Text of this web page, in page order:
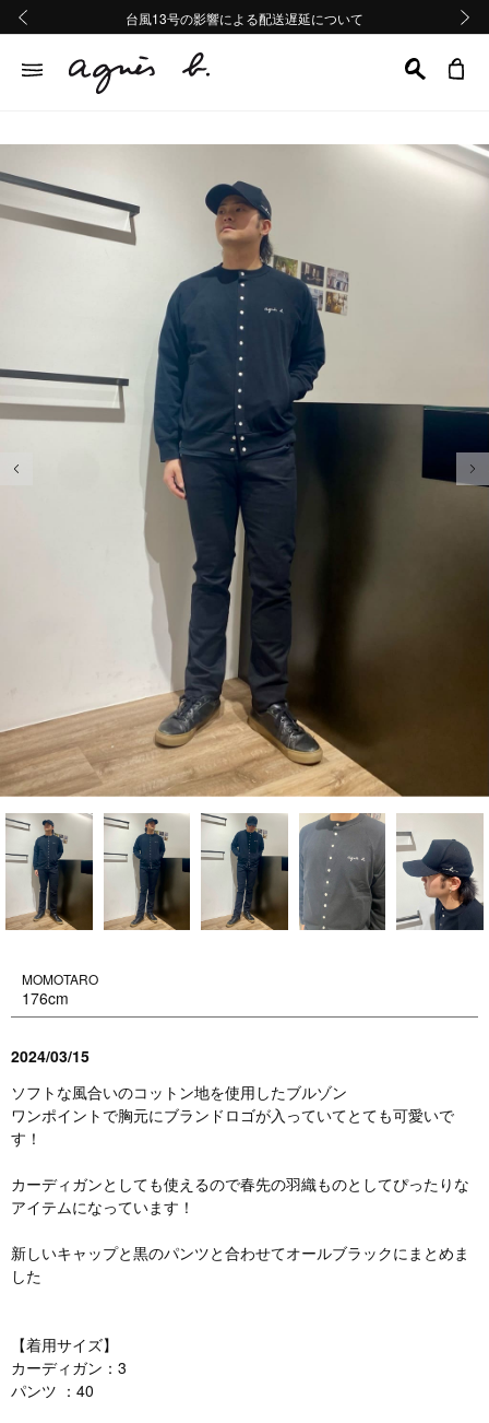
熊本地域地震の影響による配送遅延について
Summer Sale 2buy10%OFF!!
台風13号の影響による配送遅延について
熊本地域地震の影響による配送遅延について
Summer Sale 2buy10%OFF!!
前の画像
MOMOTARO
176cm
2024/03/15
ソフトな風合いのコットン地を使用したブルゾン
ワンポイントで胸元にブランドロゴが入っていてとても可愛いで
す！
カーディガンとしても使えるので春先の羽織ものとしてぴったりな
アイテムになっています！
新しいキャップと黒のパンツと合わせてオールブラックにまとめま
した
【着用サイズ】
カーディガン：3
パンツ ：40